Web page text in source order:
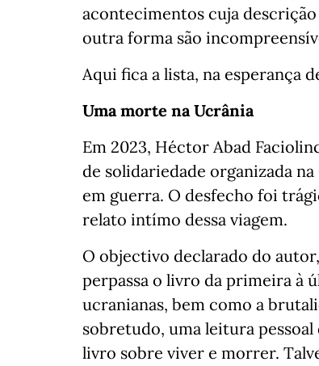
acontecimentos cuja
outra forma são
Aqui fica a lista, na esperança
Uma morte na Ucrânia
Em 2023, Héctor Abad
de solidariedade organizada
em guerra. O desfecho foi
relato intímo dessa viagem.
O objectivo declarado do
perpassa o livro da primeira à
ucranianas, bem como a
sobretudo, uma leitura
livro sobre viver e morrer.